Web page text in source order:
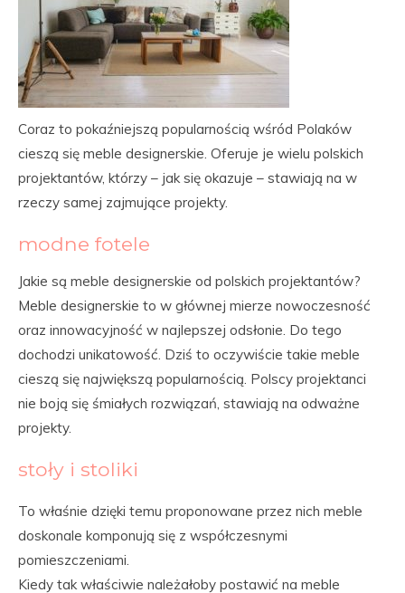
Coraz to pokaźniejszą popularnością wśród Polaków
cieszą się meble designerskie. Oferuje je wielu polskich
projektantów, którzy – jak się okazuje – stawiają na w
rzeczy samej zajmujące projekty.
modne fotele
Jakie są meble designerskie od polskich projektantów?
Meble designerskie to w głównej mierze nowoczesność
oraz innowacyjność w najlepszej odsłonie. Do tego
dochodzi unikatowość. Dziś to oczywiście takie meble
cieszą się największą popularnością. Polscy projektanci
nie boją się śmiałych rozwiązań, stawiają na odważne
projekty.
stoły i stoliki
To właśnie dzięki temu proponowane przez nich meble
doskonale komponują się z współczesnymi
pomieszczeniami.
Kiedy tak właściwie należałoby postawić na meble